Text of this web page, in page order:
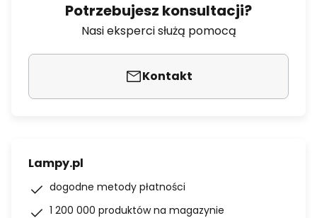
Potrzebujesz konsultacji?
Nasi eksperci służą pomocą
Kontakt
Lampy.pl
dogodne metody płatności
1 200 000 produktów na magazynie